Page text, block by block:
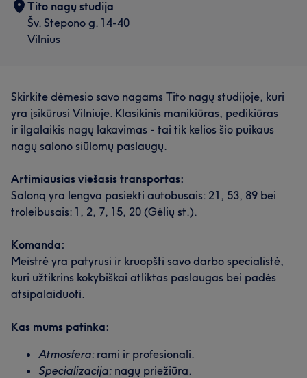
Tito nagų studija
Šv. Stepono g. 14-40
Vilnius
Skirkite dėmesio savo nagams Tito nagų studijoje, kuri
yra įsikūrusi Vilniuje. Klasikinis manikiūras, pedikiūras
ir ilgalaikis nagų lakavimas - tai tik kelios šio puikaus
nagų salono siūlomų paslaugų.
Artimiausias viešasis transportas:
Saloną yra lengva pasiekti autobusais: 21, 53, 89 bei
troleibusais: 1, 2, 7, 15, 20 (Gėlių st.).
Komanda:
Meistrė yra patyrusi ir kruopšti savo darbo specialistė,
kuri užtikrins kokybiškai atliktas paslaugas bei padės
atsipalaiduoti.
Kas mums patinka:
Atmosfera: rami ir profesionali.
Specializacija: nagų priežiūra.